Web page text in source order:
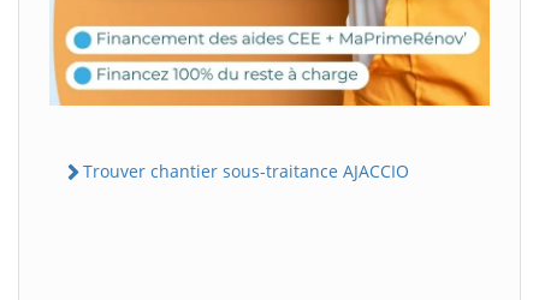
Trouver chantier sous-traitance AJACCIO